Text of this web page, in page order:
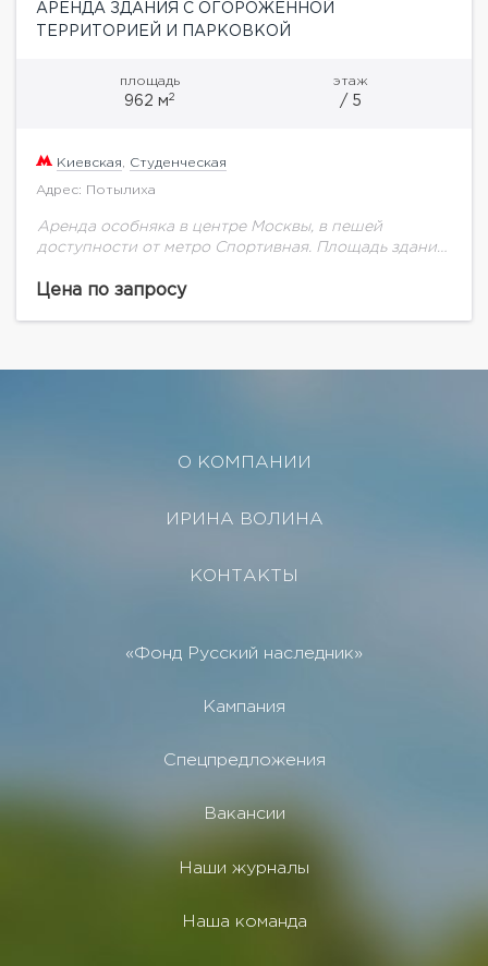
АРЕНДА ЗДАНИЯ С ОГОРОЖЕННОЙ
ТЕРРИТОРИЕЙ И ПАРКОВКОЙ
площадь
962 м2
этаж
/ 5
Киевская Студенческая
Адрес: Потылиха
Аренда особняка в центре Москвы, в пешей
доступности от метро Спортивная. Площадь здания
в 1905 году, реконструирован в...
Цена по запросу
О КОМПАНИИ
ИРИНА ВОЛИНА
КОНТАКТЫ
«Фонд Русский наследник»
Кампания
Спецпредложения
Вакансии
Наши журналы
Наша команда